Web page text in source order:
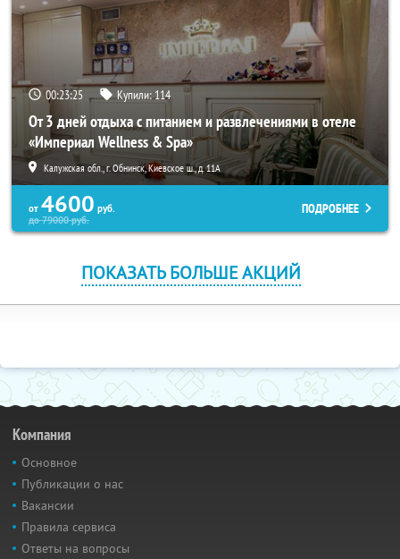
00:23:25 Купили:114
От 3 дней отдыха с питанием и развлечениями в отеле
«Империал Wellness & Spa»
Калужская обл., г. Обнинск, Киевское ш., д. 11А
от 4600 руб.
до79000руб.
ПОДРОБНЕЕ
ПОКАЗАТЬ БОЛЬШЕ АКЦИЙ
Компания
Основное
Публикации о нас
Вакансии
Правила сервиса
Ответы на вопросы